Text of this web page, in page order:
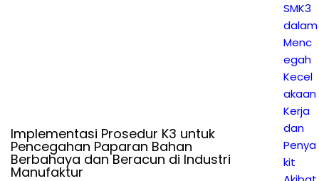
Implementasi Prosedur K3 untuk
Pencegahan Paparan Bahan
Berbahaya dan Beracun di Industri
Manufaktur
SMK3
dalam
Menc
egah
Kecel
akaan
Kerja
dan
Penya
kit